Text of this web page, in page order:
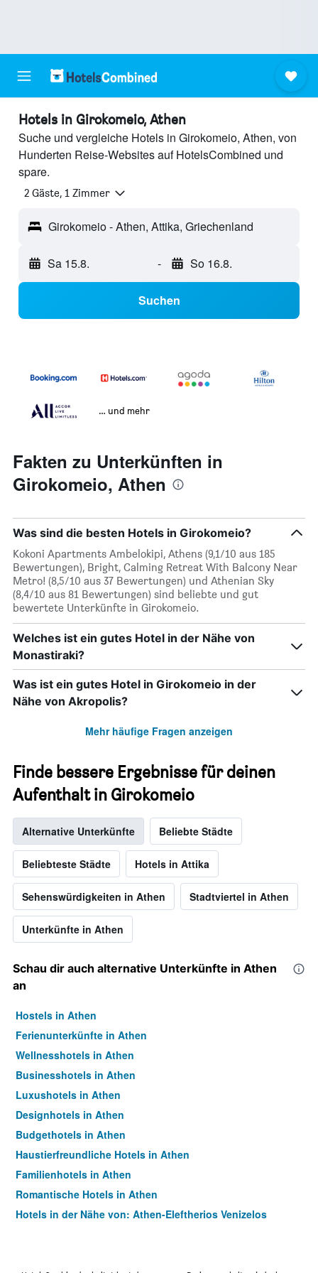
Hotels in Girokomeio, Athen
Suche und vergleiche Hotels in Girokomeio, Athen, von
Hunderten Reise-Websites auf HotelsCombined und
spare.
2 Gäste, 1 Zimmer
Girokomeio - Athen, Attika, Griechenland
Sa 15.8. - So 16.8.
Suchen
… und mehr
Fakten zu Unterkünften in
Girokomeio, Athen
Was sind die besten Hotels in Girokomeio?
Kokoni Apartments Ambelokipi, Athens (9,1/10 aus 185
Bewertungen), Bright, Calming Retreat With Balcony Near
Metro! (8,5/10 aus 37 Bewertungen) und Athenian Sky
(8,4/10 aus 81 Bewertungen) sind beliebte und gut
bewertete Unterkünfte in Girokomeio.
Welches ist ein gutes Hotel in der Nähe von
Monastiraki?
Was ist ein gutes Hotel in Girokomeio in der
Nähe von Akropolis?
Mehr häufige Fragen anzeigen
Finde bessere Ergebnisse für deinen
Aufenthalt in Girokomeio
Alternative Unterkünfte Beliebte Städte
Beliebteste Städte Hotels in Attika
Sehenswürdigkeiten in Athen Stadtviertel in Athen
Unterkünfte in Athen
Schau dir auch alternative Unterkünfte in Athen
an
Hostels in Athen
Ferienunterkünfte in Athen
Wellnesshotels in Athen
Businesshotels in Athen
Luxushotels in Athen
Designhotels in Athen
Budgethotels in Athen
Haustierfreundliche Hotels in Athen
Familienhotels in Athen
Romantische Hotels in Athen
Hotels in der Nähe von: Athen-Eleftherios Venizelos